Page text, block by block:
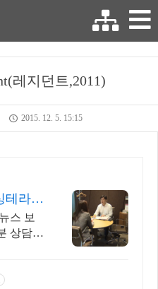
레지던트,2011)
2015. 12. 5. 15:15
테라피
스 보
상담 5